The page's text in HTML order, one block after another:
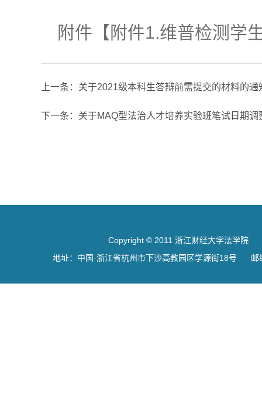
附件【 附件1.维普检测学
上一条： 关于2021级本科生答辩前需提交的材料的通
下一条： 关于MAQ型法治人才培养实验班笔试日期调
Copyright © 2011 浙江财经大学法学院
地址：中国·浙江省杭州市下沙高教园区学源街18号 邮